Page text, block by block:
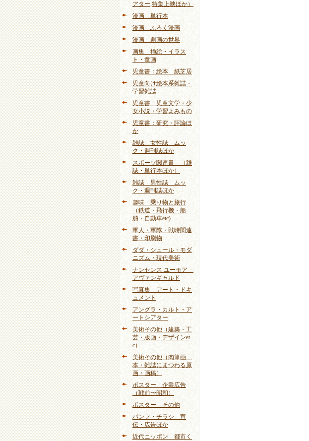
アター,特集上映ほか）
漫画 単行本
漫画 ふろく漫画
漫画 劇画の世界
画集 挿絵・イラス
ト・童画
児童書：絵本 紙芝居
児童向け絵本系雑誌・
学習雑誌
児童書 児童文学・少
女小説・学習よみもの
児童書：研究・評論ほ
か
雑誌 女性誌 ムッ
ク・週刊誌ほか
スポーツ関連書 （雑
誌・単行本ほか）
雑誌 男性誌 ムッ
ク・週刊誌ほか
趣味 乗り物と旅行
（鉄道・飛行機・船
舶・自動車etc)
軍人・軍隊・戦時関連
書・印刷物
ダダ・シュール・モダ
ニズム・現代美術
ナンセンス ユーモア
アヴァンギャルド
写真集 アート・ドキ
ュメント
アングラ・カルト・ア
ートシアター
美術その他（建築・工
芸・版画・デザインet
c）
美術その他（肉筆画
本・雑誌にまつわる原
画・画稿）
ポスター 企業広告
（戦前〜昭和）
ポスター その他
パンフ・チラシ 宣
伝・広告ほか
近代ニッポン 都市く